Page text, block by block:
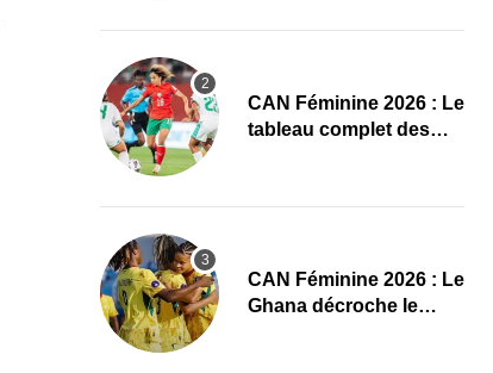
en Gambie
CAN Féminine 2026 : Le
tableau complet des
CAN Féminine 2026 : Le
Ghana décroche le